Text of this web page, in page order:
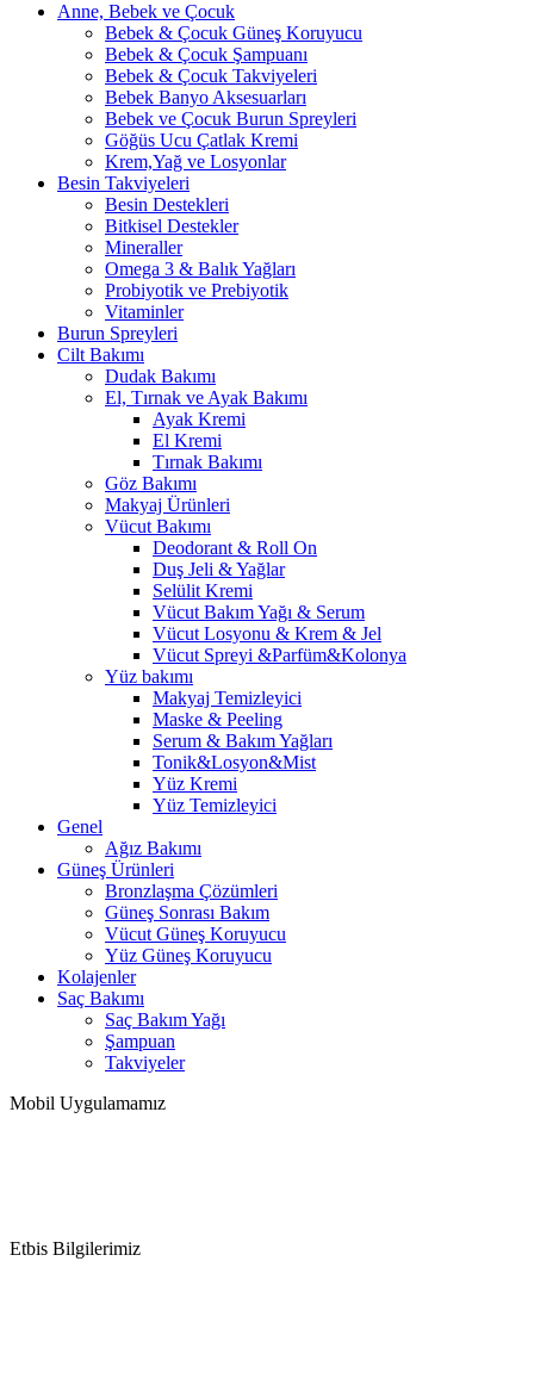
Anne, Bebek ve Çocuk
Bebek & Çocuk Güneş Koruyucu
Bebek & Çocuk Şampuanı
Bebek & Çocuk Takviyeleri
Bebek Banyo Aksesuarları
Bebek ve Çocuk Burun Spreyleri
Göğüs Ucu Çatlak Kremi
Krem,Yağ ve Losyonlar
Besin Takviyeleri
Besin Destekleri
Bitkisel Destekler
Mineraller
Omega 3 & Balık Yağları
Probiyotik ve Prebiyotik
Vitaminler
Burun Spreyleri
Cilt Bakımı
Dudak Bakımı
El, Tırnak ve Ayak Bakımı
Ayak Kremi
El Kremi
Tırnak Bakımı
Göz Bakımı
Makyaj Ürünleri
Vücut Bakımı
Deodorant & Roll On
Duş Jeli & Yağlar
Selülit Kremi
Vücut Bakım Yağı & Serum
Vücut Losyonu & Krem & Jel
Vücut Spreyi &Parfüm&Kolonya
Yüz bakımı
Makyaj Temizleyici
Maske & Peeling
Serum & Bakım Yağları
Tonik&Losyon&Mist
Yüz Kremi
Yüz Temizleyici
Genel
Ağız Bakımı
Güneş Ürünleri
Bronzlaşma Çözümleri
Güneş Sonrası Bakım
Vücut Güneş Koruyucu
Yüz Güneş Koruyucu
Kolajenler
Saç Bakımı
Saç Bakım Yağı
Şampuan
Takviyeler
Mobil Uygulamamız
Etbis Bilgilerimiz